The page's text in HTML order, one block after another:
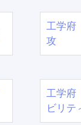
工学府
攻
工学府
ビリテ